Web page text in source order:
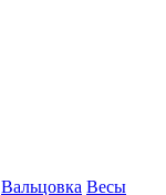
Вальцовка Весы